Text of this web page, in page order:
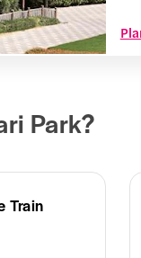
Park?
Train